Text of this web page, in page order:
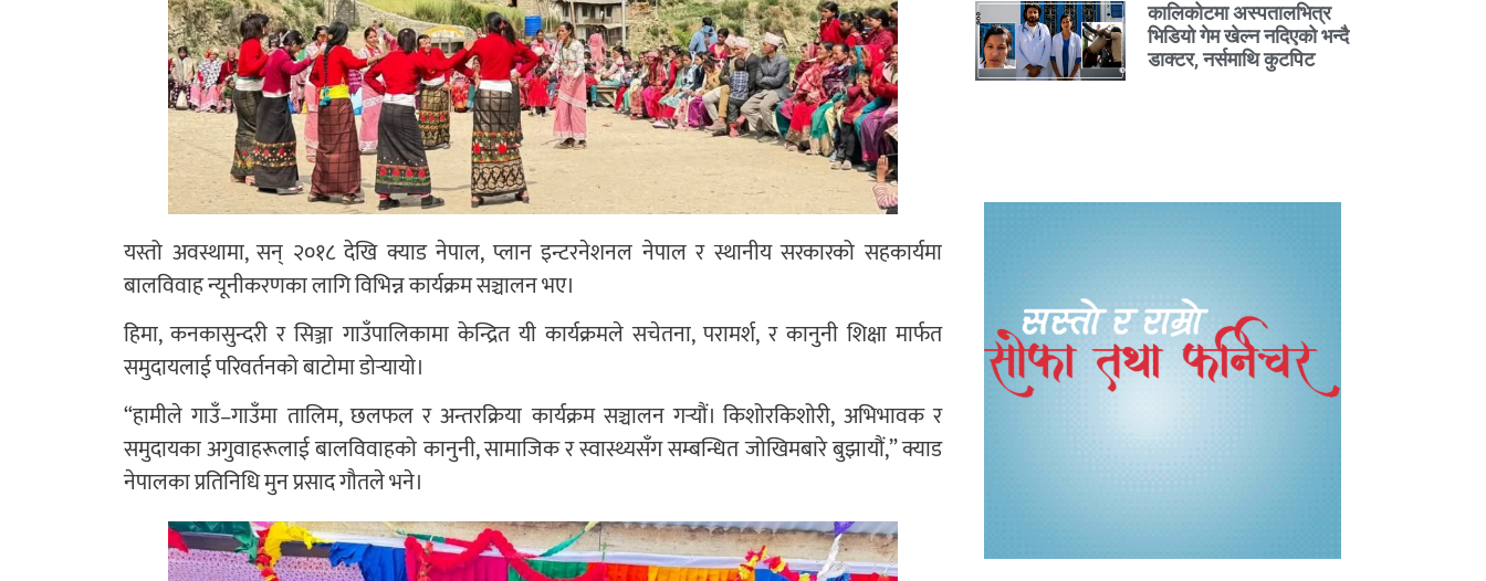
यस्तो अवस्थामा, सन् २०१८ देखि क्याड नेपाल, प्लान इन्टरनेशनल नेपाल र स्थानीय सरकारको सहकार्यमा
बालविवाह न्यूनीकरणका लागि विभिन्न कार्यक्रम सञ्चालन भए।
हिमा, कनकासुन्दरी र सिञ्जा गाउँपालिकामा केन्द्रित यी कार्यक्रमले सचेतना, परामर्श, र कानुनी शिक्षा मार्फत
समुदायलाई परिवर्तनको बाटोमा डोर्‍यायो।
“हामीले गाउँ–गाउँमा तालिम, छलफल र अन्तरक्रिया कार्यक्रम सञ्चालन गर्‍यौं। किशोरकिशोरी, अभिभावक र
समुदायका अगुवाहरूलाई बालविवाहको कानुनी, सामाजिक र स्वास्थ्यसँग सम्बन्धित जोखिमबारे बुझायौं,” क्याड
नेपालका प्रतिनिधि मुन प्रसाद गौतले भने।
कालिकोटमा अस्पतालभित्र
भिडियो गेम खेल्न नदिएको भन्दै
डाक्टर, नर्समाथि कुटपिट